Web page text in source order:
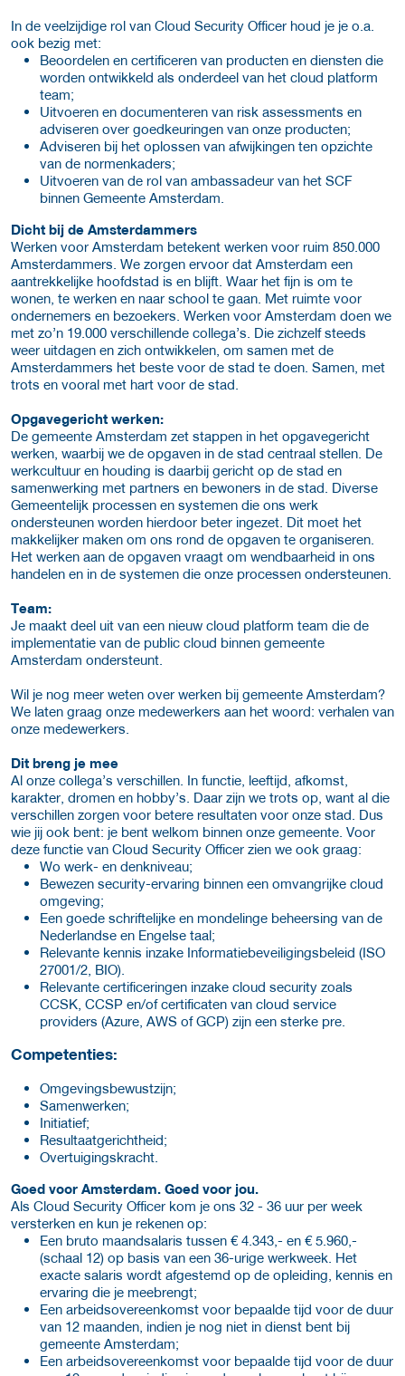
In de veelzijdige rol van Cloud Security Officer houd je je o.a.
ook bezig met:
Beoordelen en certificeren van producten en diensten die
worden ontwikkeld als onderdeel van het cloud platform
team;
Uitvoeren en documenteren van risk assessments en
adviseren over goedkeuringen van onze producten;
Adviseren bij het oplossen van afwijkingen ten opzichte
van de normenkaders;
Uitvoeren van de rol van ambassadeur van het SCF
binnen Gemeente Amsterdam.
Dicht bij de Amsterdammers
Werken voor Amsterdam betekent werken voor ruim 850.000
Amsterdammers. We zorgen ervoor dat Amsterdam een
aantrekkelijke hoofdstad is en blijft. Waar het fijn is om te
wonen, te werken en naar school te gaan. Met ruimte voor
ondernemers en bezoekers. Werken voor Amsterdam doen we
met zo’n 19.000 verschillende collega’s. Die zichzelf steeds
weer uitdagen en zich ontwikkelen, om samen met de
Amsterdammers het beste voor de stad te doen. Samen, met
trots en vooral met hart voor de stad.
Opgavegericht werken:
De gemeente Amsterdam zet stappen in het opgavegericht
werken, waarbij we de opgaven in de stad centraal stellen. De
werkcultuur en houding is daarbij gericht op de stad en
samenwerking met partners en bewoners in de stad. Diverse
Gemeentelijk processen en systemen die ons werk
ondersteunen worden hierdoor beter ingezet. Dit moet het
makkelijker maken om ons rond de opgaven te organiseren.
Het werken aan de opgaven vraagt om wendbaarheid in ons
handelen en in de systemen die onze processen ondersteunen.
Team:
Je maakt deel uit van een nieuw cloud platform team die de
implementatie van de public cloud binnen gemeente
Amsterdam ondersteunt.
Wil je nog meer weten over werken bij gemeente Amsterdam?
We laten graag onze medewerkers aan het woord: verhalen van
onze medewerkers.
Dit breng je mee
Al onze collega’s verschillen. In functie, leeftijd, afkomst,
karakter, dromen en hobby’s. Daar zijn we trots op, want al die
verschillen zorgen voor betere resultaten voor onze stad. Dus
wie jij ook bent: je bent welkom binnen onze gemeente. Voor
deze functie van Cloud Security Officer zien we ook graag:
Wo werk- en denkniveau;
Bewezen security-ervaring binnen een omvangrijke cloud
omgeving;
Een goede schriftelijke en mondelinge beheersing van de
Nederlandse en Engelse taal;
Relevante kennis inzake Informatiebeveiligingsbeleid (ISO
27001/2, BIO).
Relevante certificeringen inzake cloud security zoals
CCSK, CCSP en/of certificaten van cloud service
providers (Azure, AWS of GCP) zijn een sterke pre.
Competenties:
Omgevingsbewustzijn;
Samenwerken;
Initiatief;
Resultaatgerichtheid;
Overtuigingskracht.
Goed voor Amsterdam. Goed voor jou.
Als Cloud Security Officer kom je ons 32 - 36 uur per week
versterken en kun je rekenen op:
Een bruto maandsalaris tussen € 4.343,- en € 5.960,-
(schaal 12) op basis van een 36-urige werkweek. Het
exacte salaris wordt afgestemd op de opleiding, kennis en
ervaring die je meebrengt;
Een arbeidsovereenkomst voor bepaalde tijd voor de duur
van 12 maanden, indien je nog niet in dienst bent bij
gemeente Amsterdam;
Een arbeidsovereenkomst voor bepaalde tijd voor de duur